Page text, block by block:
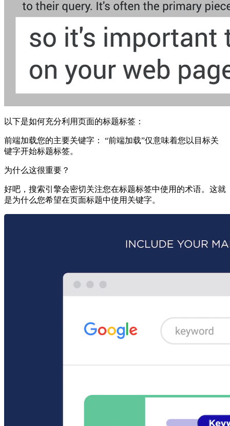
以下是如何充分利用页面的标题标签：
前端加载您的主要关键字： “前端加载”仅意味着您以目标关
键字开始标题标签。
为什么这很重要？
好吧，搜索引擎会密切关注您在标题标签中使用的术语。这就
是为什么您希望在页面标题中使用关键字。